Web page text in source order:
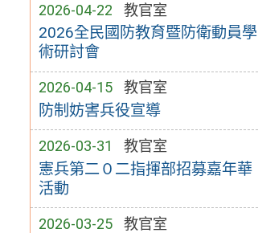
2026-04-22 教官室
2026全民國防教育暨防衛動員學
術研討會
2026-04-15 教官室
防制妨害兵役宣導
2026-03-31 教官室
憲兵第二０二指揮部招募嘉年華
活動
2026-03-25 教官室